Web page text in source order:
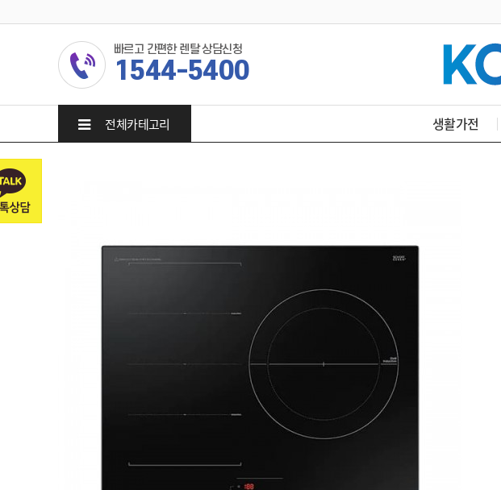
빠르고 간편한 렌탈 상담신청
1544-5400
전체카테고리 생활가전